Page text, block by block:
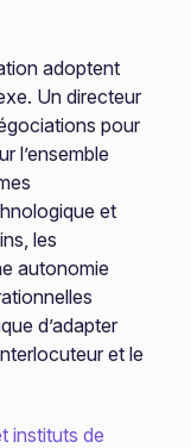
adoptent
Un directeur
pour
l’ensemble
et
les
autonomie
d’adapter
et le
instituts de